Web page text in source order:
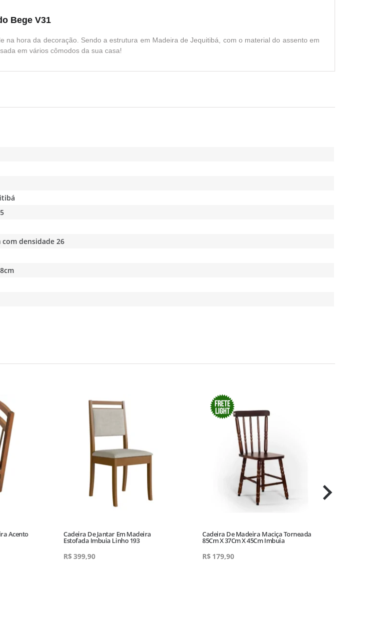
Bege V31
na hora da decoração. Sendo a estrutura em Madeira de Jequitibá, com o material do assento em
em vários cômodos da sua casa!
com densidade 26
Acento Cadeira De Jantar Em Madeira
Estofada Imbuia Linho 193
R$399,90
Cadeira De Madeira Maciça Torneada
85Cm X 37Cm X 45Cm Imbuia
R$ 179,90